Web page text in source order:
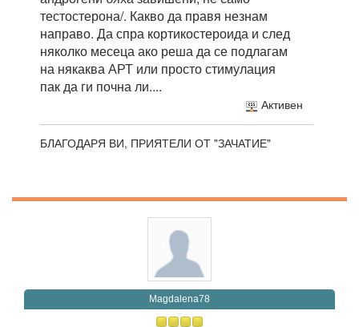
тестостерона/. Какво да правя незнам
направо. Да спра кортикостероида и след
няколко месеца ако реша да се подлагам
на някаква АРТ или просто стимулация
пак да ги почна ли....
Активен
БЛАГОДАРЯ ВИ, ПРИЯТЕЛИ ОТ "ЗАЧАТИЕ"
Magdalena78